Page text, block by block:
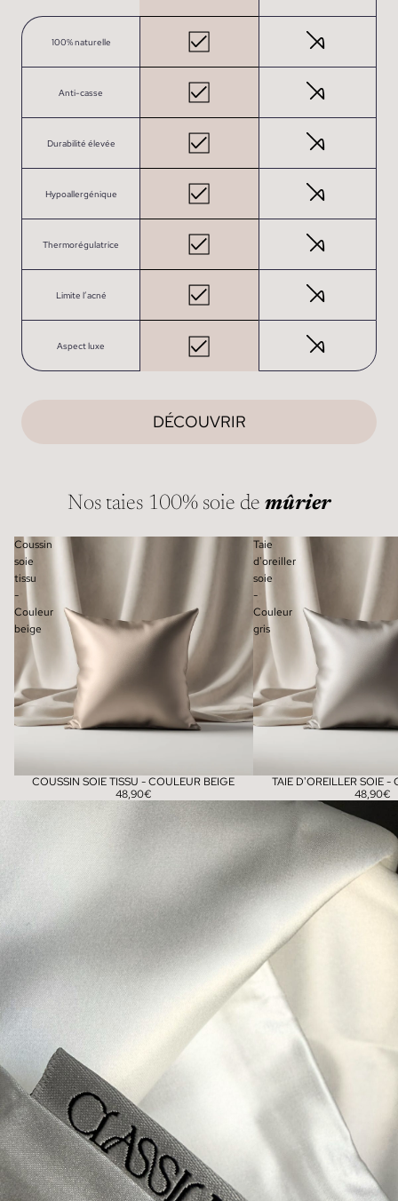
100% naturelle
Anti-casse
Durabilité élevée
Hypoallergénique
Thermorégulatrice
Limite l’acné
Aspect luxe
DÉCOUVRIR
Nos taies 100% soie de mûrier
Coussin
soie
tissu
-
Couleur
beige
COUSSIN SOIE TISSU - COULEUR BEIGE
48,90€
Taie
d'oreiller
soie
-
Couleur
gris
TAIE D'OREILLER SOIE -
48,90€